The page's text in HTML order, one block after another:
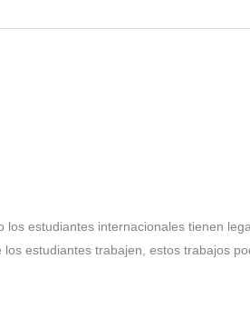
estudiantes internacionales tienen
estudiantes trabajen, estos trabajos